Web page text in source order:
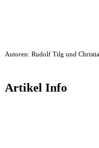
Autoren: Rudolf Tilg und
Artikel Info